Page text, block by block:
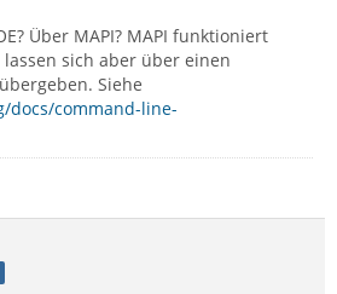
Über MAPI? MAPI funktioniert
sich aber über einen
Siehe
docs/command-line-